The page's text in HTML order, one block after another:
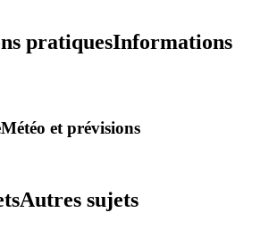
Informations
Météo et prévisions
Autres sujets